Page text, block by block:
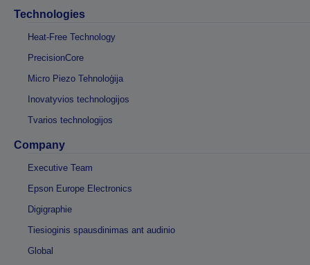
Technologies
Heat-Free Technology
PrecisionCore
Micro Piezo Tehnoloģija
Inovatyvios technologijos
Tvarios technologijos
Company
Executive Team
Epson Europe Electronics
Digigraphie
Tiesioginis spausdinimas ant audinio
Global